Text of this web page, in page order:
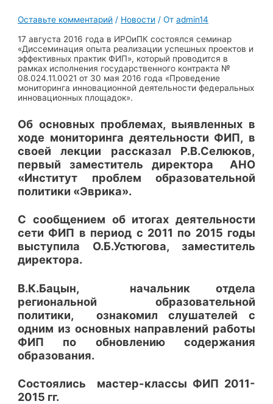
Оставьте комментарий / Новости / От admin14
17 августа 2016 года в ИРОиПК состоялся семинар
«Диссеминация опыта реализации успешных проектов и
эффективных практик ФИП», который проводится в
рамках исполнения государственного контракта №
08.024.11.0021 от 30 мая 2016 года «Проведение
мониторинга инновационной деятельности федеральных
инновационных площадок».
Об основных проблемах, выявленных в
ходе мониторинга деятельности ФИП, в
своей лекции рассказал Р.В.Селюков,
первый заместитель директора АНО
«Институт проблем образовательной
политики «Эврика».
С сообщением об итогах деятельности
сети ФИП в период с 2011 по 2015 годы
выступила О.Б.Устюгова, заместитель
директора.
В.К.Бацын, начальник отдела
региональной образовательной
политики, ознакомил слушателей с
одним из основных направлений работы
ФИП по обновлению содержания
образования.
Состоялись мастер-классы ФИП 2011-
2015 гг.